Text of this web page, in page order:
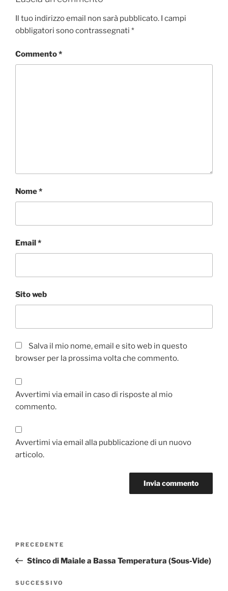
Il tuo indirizzo email non sarà pubblicato. I campi
obbligatori sono contrassegnati *
Commento*
Nome*
Email*
Sito web
Salva il mio nome, email e sito web in questo
browser per la prossima volta che commento.
Avvertimi via email in caso di risposte al mio
commento.
Avvertimi via email alla pubblicazione di un nuovo
articolo.
Articolo
precedente:
PRECEDENTE
Stinco di Maiale a Bassa Temperatura (Sous-Vide)
Articolo
SUCCESSIVO